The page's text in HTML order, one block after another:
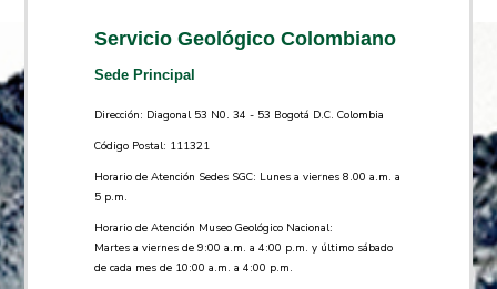
Servicio Geológico Colombiano
Sede Principal
Dirección: Diagonal 53 N0. 34 - 53 Bogotá D.C. Colombia
Código Postal: 111321
Horario de Atención Sedes SGC: Lunes a viernes 8.00 a.m. a
5 p.m.
Horario de Atención Museo Geológico Nacional:
Martes a viernes de 9:00 a.m. a 4:00 p.m. y último sábado
de cada mes de 10:00 a.m. a 4:00 p.m.